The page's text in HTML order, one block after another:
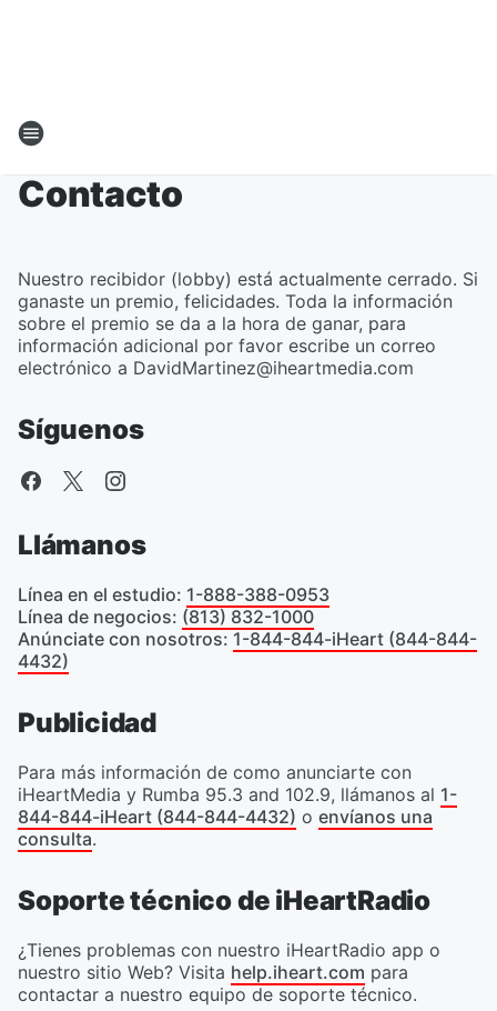
Contacto
Nuestro recibidor (lobby) está actualmente cerrado. Si
ganaste un premio, felicidades. Toda la información
sobre el premio se da a la hora de ganar, para
información adicional por favor escribe un correo
electrónico a DavidMartinez@iheartmedia.com
Síguenos
Llámanos
Línea en el estudio: 1-888-388-0953
Línea de negocios: (813) 832-1000
Anúnciate con nosotros: 1-844-844-iHeart (844-844-
4432)
Publicidad
Para más información de como anunciarte con
iHeartMedia y Rumba 95.3 and 102.9, llámanos al 1-
844-844-iHeart (844-844-4432) o envíanos una
consulta.
Soporte técnico de iHeartRadio
¿Tienes problemas con nuestro iHeartRadio app o
nuestro sitio Web? Visita help.iheart.com para
contactar a nuestro equipo de soporte técnico.